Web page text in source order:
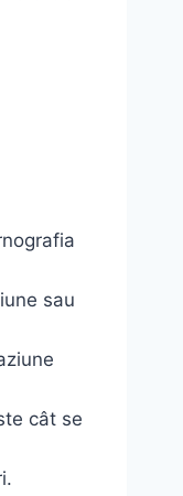
sau
cât se